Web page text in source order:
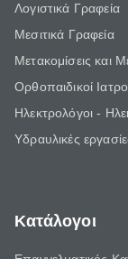
Λογιστικά Γραφεία
Μεσιτικά Γραφεία
Μετακομίσεις και
Ορθοπαιδικοί
Ηλεκτρολόγοι -
Υδραυλικές
Κατάλογοι